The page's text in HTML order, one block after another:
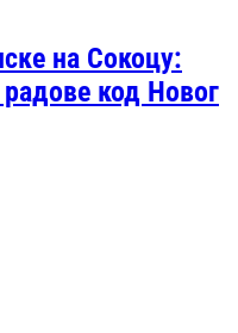
на Сокоцу:
код Новог